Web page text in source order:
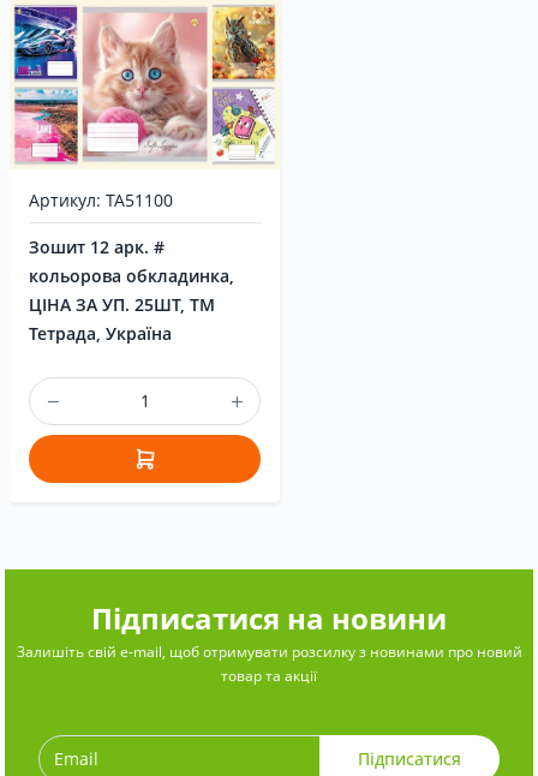
Артикул: ТА51100
Зошит 12 арк. #
кольорова обкладинка,
ЦІНА ЗА УП. 25ШТ, ТМ
Тетрада, Україна
Підписатися на новини
Залишіть свій e-mail, щоб отримувати розсилку з новинами про новий
товар та акції
Підписатися